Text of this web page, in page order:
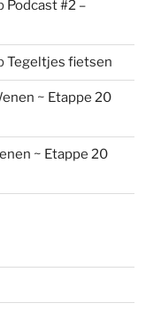
Podcast #2 –
Tegeltjes fietsen
~ Etappe 20
~ Etappe 20